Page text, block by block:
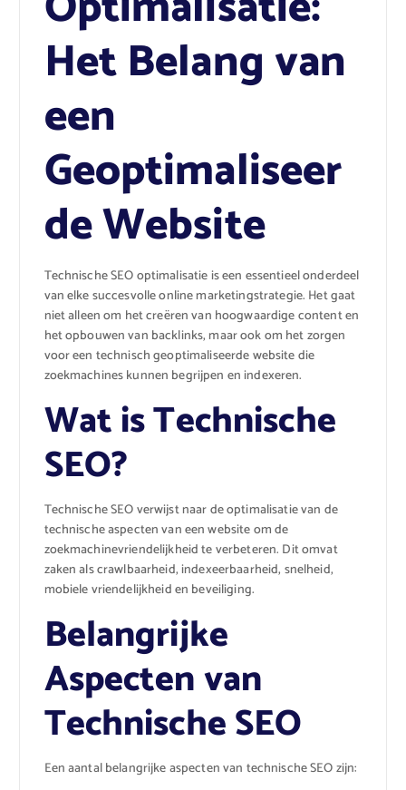
Het Belang van
een
Geoptimaliseer
de Website
Technische SEO optimalisatie is een essentieel onderdeel
van elke succesvolle online marketingstrategie. Het gaat
niet alleen om het creëren van hoogwaardige content en
het opbouwen van backlinks, maar ook om het zorgen
voor een technisch geoptimaliseerde website die
zoekmachines kunnen begrijpen en indexeren.
Wat is Technische
SEO?
Technische SEO verwijst naar de optimalisatie van de
technische aspecten van een website om de
zoekmachinevriendelijkheid te verbeteren. Dit omvat
zaken als crawlbaarheid, indexeerbaarheid, snelheid,
mobiele vriendelijkheid en beveiliging.
Belangrijke
Aspecten van
Technische SEO
Een aantal belangrijke aspecten van technische SEO zijn: